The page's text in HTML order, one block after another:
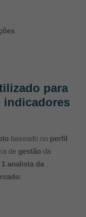
para
indicadores
baseado no perfil
de gestão da
1 analista da
: